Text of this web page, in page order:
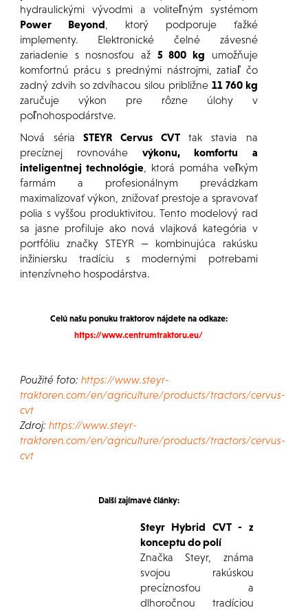
hydraulickými vývodmi a voliteľným systémom
Power Beyond , ktorý podporuje ťažké
implementy. Elektronické čelné závesné
zariadenie s nosnosťou až 5 800 kg umožňuje
komfortnú prácu s prednými nástrojmi, zatiaľ čo
zadný zdvih so zdvíhacou silou približne 11 760 kg
zaručuje výkon pre rôzne úlohy v
poľnohospodárstve.
Nová sériaSTEYR Cervus CVTtak stavia na
precíznej rovnováhevýkonu, komfortu a
inteligentnej technológie, ktorá pomáha veľkým
farmám a profesionálnym prevádzkam
maximalizovať výkon, znižovať prestoje a spravovať
polia s vyššou produktivitou. Tento modelový rad
sa jasne profiluje ako nová vlajková kategória v
portfóliu značky STEYR — kombinujúca rakúsku
inžiniersku tradíciu s modernými potrebami
intenzívneho hospodárstva.
Celú našu ponuku traktorov nájdete na odkaze:
https://www.centrumtraktoru.eu/
Použité foto: https://www.steyr-
traktoren.com/en/agriculture/products/tractors/cervus-
cvt
Zdroj: https://www.steyr-
traktoren.com/en/agriculture/products/tractors/cervus-
cvt
Další zajímavé články:
Steyr Hybrid CVT - z
konceptu do polí
Značka Steyr, známa
svojou rakúskou
precíznosťou a
dlhoročnou tradíciou